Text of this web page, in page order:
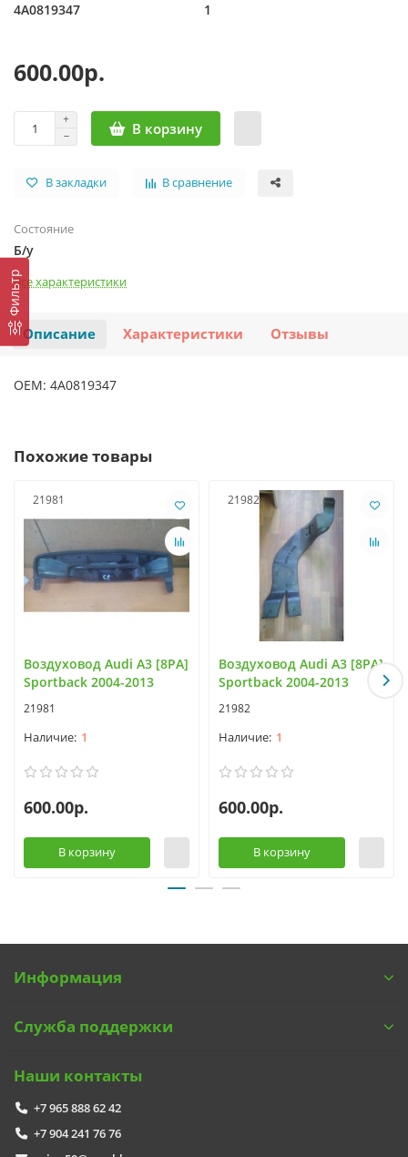
Фильтр
4А0819347 1
600.00р.
В корзину
В закладки В сравнение
Состояние
Б/у
Все характеристики
Описание Характеристики Отзывы
OEM: 4А0819347
Похожие товары
21981
Воздуховод Audi A3 [8PA]
Sportback 2004-2013
21981
1
600.00р.
В корзину
21982
Воздуховод Audi A3 [8PA]
Sportback 2004-2013
21982
1
600.00р.
В корзину
Информация
Служба поддержки
Наши контакты
+7 965 888 62 42
+7 904 241 76 76